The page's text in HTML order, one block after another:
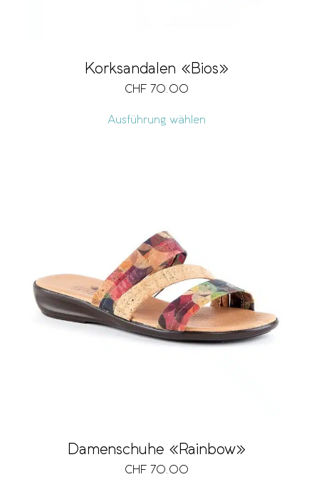
Korksandalen «Bios»
CHF 70.00
Ausführung wählen
Damenschuhe «Rainbow»
CHF 70.00